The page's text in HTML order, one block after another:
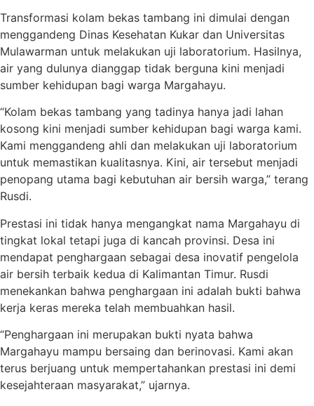
Transformasi kolam bekas tambang ini dimulai dengan
menggandeng Dinas Kesehatan Kukar dan Universitas
Mulawarman untuk melakukan uji laboratorium. Hasilnya,
air yang dulunya dianggap tidak berguna kini menjadi
sumber kehidupan bagi warga Margahayu.
“Kolam bekas tambang yang tadinya hanya jadi lahan
kosong kini menjadi sumber kehidupan bagi warga kami.
Kami menggandeng ahli dan melakukan uji laboratorium
untuk memastikan kualitasnya. Kini, air tersebut menjadi
penopang utama bagi kebutuhan air bersih warga,” terang
Rusdi.
Prestasi ini tidak hanya mengangkat nama Margahayu di
tingkat lokal tetapi juga di kancah provinsi. Desa ini
mendapat penghargaan sebagai desa inovatif pengelola
air bersih terbaik kedua di Kalimantan Timur. Rusdi
menekankan bahwa penghargaan ini adalah bukti bahwa
kerja keras mereka telah membuahkan hasil.
“Penghargaan ini merupakan bukti nyata bahwa
Margahayu mampu bersaing dan berinovasi. Kami akan
terus berjuang untuk mempertahankan prestasi ini demi
kesejahteraan masyarakat,” ujarnya.